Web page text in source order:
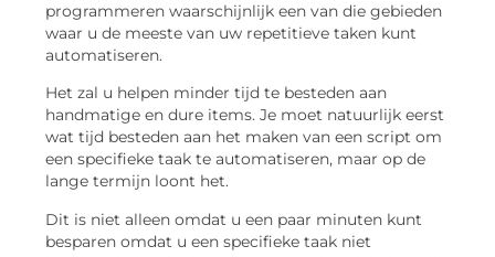
programmeren waarschijnlijk een van die gebieden
waar u de meeste van uw repetitieve taken kunt
automatiseren.
Het zal u helpen minder tijd te besteden aan
handmatige en dure items. Je moet natuurlijk eerst
wat tijd besteden aan het maken van een script om
een ​​specifieke taak te automatiseren, maar op de
lange termijn loont het.
Dit is niet alleen omdat u een paar minuten kunt
besparen omdat u een specifieke taak niet